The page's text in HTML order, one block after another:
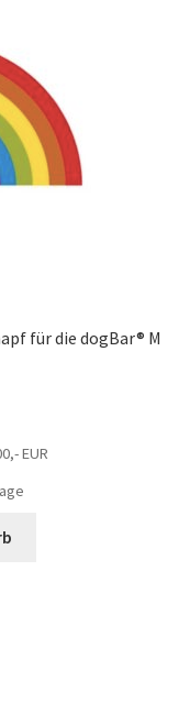
für die dogBar® M
EUR